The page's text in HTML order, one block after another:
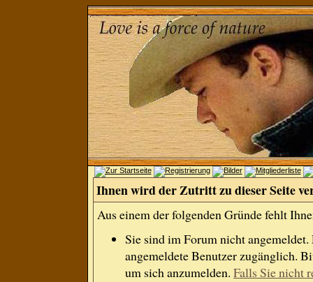
Ihnen wird der Zutritt zu dieser Seite
Aus einem der folgenden Gründe fehlt
Sie sind im Forum nicht
angemeldete Benutzer zugänglich.
um sich anzumelden. Falls Sie nicht